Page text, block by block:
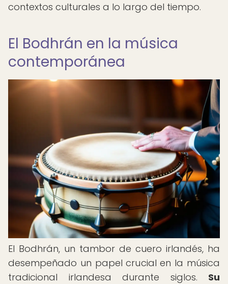
contextos culturales a lo largo del tiempo.
El Bodhrán en la música
contemporánea
El Bodhrán, un tambor de cuero irlandés, ha
desempeñado un papel crucial en la música
tradicional irlandesa durante siglos. Su